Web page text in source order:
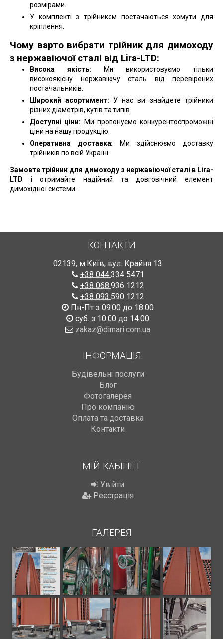
розмірами.
У комплекті з трійником постачаються хомути для
кріплення.
Чому варто вибрати трійник для димоходу
з нержавіючої сталі від Lira-LTD:
Висока якість: Ми використовуємо тільки
високоякісну нержавіючу сталь від перевірених
постачальників.
Широкий асортимент: У нас ви знайдете трійники
різних діаметрів, кутів та типів.
Доступні ціни: Ми пропонуємо конкурентоспроможні
ціни на нашу продукцію.
Оперативна доставка: Ми здійснюємо доставку
трійників по всій Україні.
Замовте трійник для димоходу з нержавіючої сталі в Lira-
LTD і отримайте надійний та довговічний елемент
димохідної системи.
КОНТАКТИ
02139, м.Київ, вул. Крайня 13
+38 044 334 5471
+38 068 936 1212
+38 093 590 1212
Пн-Пт з 09:00 до 18:00
суб. з 10:00 до 14:00
zakaz@dimari.com.ua
ІНФОРМАЦІЯ
Будівельні послуги
Блог
Фотогалерея
Про компанію
Оплата та доставка
Контакти
МІЙ КАБІНЕТ
Увійти
Реєстрація
ГАЛЕРЕЯ